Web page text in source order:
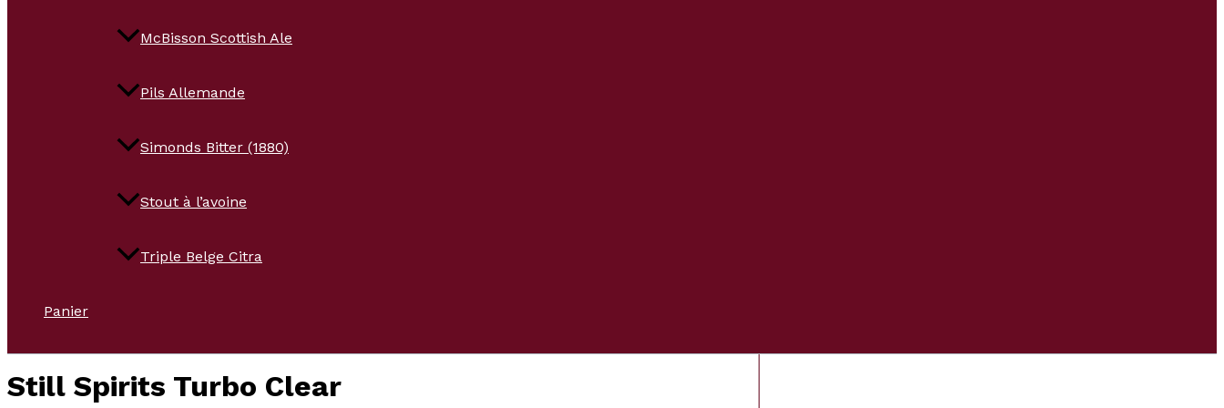
McBisson Scottish Ale
Pils Allemande
Simonds Bitter (1880)
Stout à l’avoine
Triple Belge Citra
Panier
Still Spirits Turbo Clear